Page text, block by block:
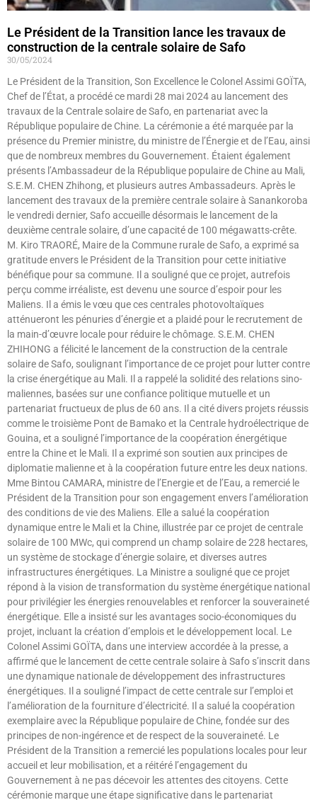
Le Président de la Transition lance les travaux de
construction de la centrale solaire de Safo
30/05/2024
Le Président de la Transition, Son Excellence le Colonel Assimi GOÏTA,
Chef de l’État, a procédé ce mardi 28 mai 2024 au lancement des
travaux de la Centrale solaire de Safo, en partenariat avec la
République populaire de Chine. La cérémonie a été marquée par la
présence du Premier ministre, du ministre de l’Énergie et de l’Eau, ainsi
que de nombreux membres du Gouvernement. Étaient également
présents l’Ambassadeur de la République populaire de Chine au Mali,
S.E.M. CHEN Zhihong, et plusieurs autres Ambassadeurs. Après le
lancement des travaux de la première centrale solaire à Sanankoroba
le vendredi dernier, Safo accueille désormais le lancement de la
deuxième centrale solaire, d’une capacité de 100 mégawatts-crête.
M. Kiro TRAORÉ, Maire de la Commune rurale de Safo, a exprimé sa
gratitude envers le Président de la Transition pour cette initiative
bénéfique pour sa commune. Il a souligné que ce projet, autrefois
perçu comme irréaliste, est devenu une source d’espoir pour les
Maliens. Il a émis le vœu que ces centrales photovoltaïques
atténueront les pénuries d’énergie et a plaidé pour le recrutement de
la main-d’œuvre locale pour réduire le chômage. S.E.M. CHEN
ZHIHONG a félicité le lancement de la construction de la centrale
solaire de Safo, soulignant l’importance de ce projet pour lutter contre
la crise énergétique au Mali. Il a rappelé la solidité des relations sino-
maliennes, basées sur une confiance politique mutuelle et un
partenariat fructueux de plus de 60 ans. Il a cité divers projets réussis
comme le troisième Pont de Bamako et la Centrale hydroélectrique de
Gouina, et a souligné l’importance de la coopération énergétique
entre la Chine et le Mali. Il a exprimé son soutien aux principes de
diplomatie malienne et à la coopération future entre les deux nations.
Mme Bintou CAMARA, ministre de l’Energie et de l’Eau, a remercié le
Président de la Transition pour son engagement envers l’amélioration
des conditions de vie des Maliens. Elle a salué la coopération
dynamique entre le Mali et la Chine, illustrée par ce projet de centrale
solaire de 100 MWc, qui comprend un champ solaire de 228 hectares,
un système de stockage d’énergie solaire, et diverses autres
infrastructures énergétiques. La Ministre a souligné que ce projet
répond à la vision de transformation du système énergétique national
pour privilégier les énergies renouvelables et renforcer la souveraineté
énergétique. Elle a insisté sur les avantages socio-économiques du
projet, incluant la création d’emplois et le développement local. Le
Colonel Assimi GOÏTA, dans une interview accordée à la presse, a
affirmé que le lancement de cette centrale solaire à Safo s’inscrit dans
une dynamique nationale de développement des infrastructures
énergétiques. Il a souligné l’impact de cette centrale sur l’emploi et
l’amélioration de la fourniture d’électricité. Il a salué la coopération
exemplaire avec la République populaire de Chine, fondée sur des
principes de non-ingérence et de respect de la souveraineté. Le
Président de la Transition a remercié les populations locales pour leur
accueil et leur mobilisation, et a réitéré l’engagement du
Gouvernement à ne pas décevoir les attentes des citoyens. Cette
cérémonie marque une étape significative dans le partenariat